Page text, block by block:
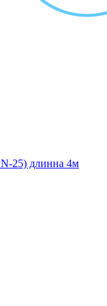
25) длинна 4м